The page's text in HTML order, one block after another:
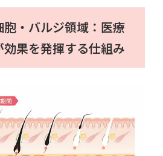
・バルジ領域：医療
効果を発揮する仕組み